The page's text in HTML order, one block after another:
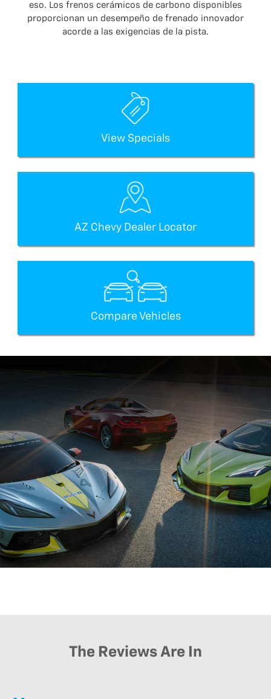
eso. Los frenos cerámicos de carbono disponibles
proporcionan un desempeño de frenado innovador
acorde a las exigencias de la pista.
View Specials
AZ Chevy Dealer Locator
Compare Vehicles
The Reviews Are In